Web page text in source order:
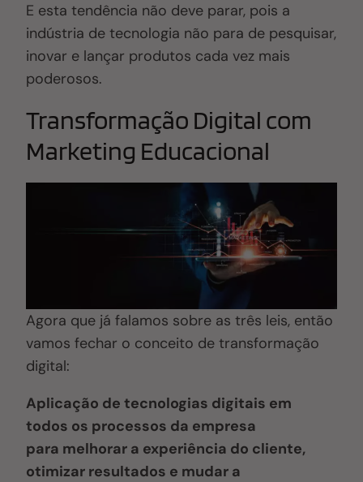
E esta tendência não deve parar, pois a
indústria de tecnologia não para de pesquisar,
inovar e lançar produtos cada vez mais
poderosos.
Transformação Digital com
Marketing Educacional
Agora que já falamos sobre as três leis, então
vamos fechar o conceito de transformação
digital:
Aplicação de tecnologias digitais em
todos os processos da empresa
para melhorar a experiência do cliente,
otimizar resultados e mudar a